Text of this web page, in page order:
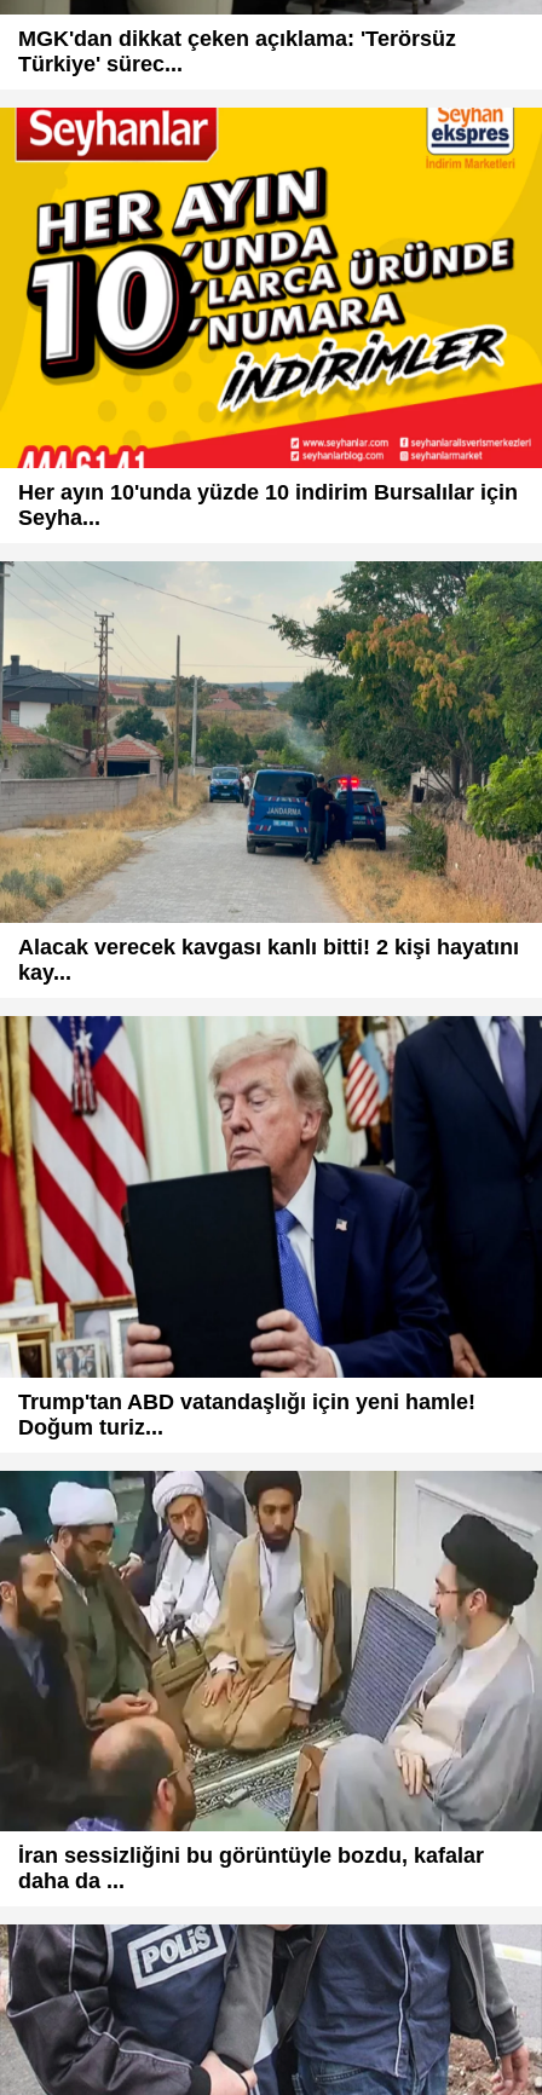
MGK'dan dikkat çeken açıklama: 'Terörsüz
Türkiye' sürec...
Her ayın 10'unda yüzde 10 indirim Bursalılar için
Seyha...
Alacak verecek kavgası kanlı bitti! 2 kişi hayatını
kay...
Trump'tan ABD vatandaşlığı için yeni hamle!
Doğum turiz...
İran sessizliğini bu görüntüyle bozdu, kafalar
daha da ...